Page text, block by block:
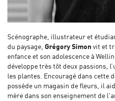
Scénographe, illustrateur et
du paysage, Grégory Simon vit et
enfance et son adolescence à
développe très tôt deux passions,
les plantes. Encouragé dans cette
possède un magasin de fleurs, il
mère dans son enseignement de